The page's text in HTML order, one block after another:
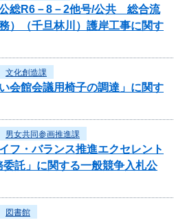
公総R6－8－2他号/公共 総合流
）（千旦林川）護岸工事に関す
文化創造課
会館会議用椅子の調達」に関す
男女共同参画推進課
フ・バランス推進エクセレント
託」に関する一般競争入札公
図書館